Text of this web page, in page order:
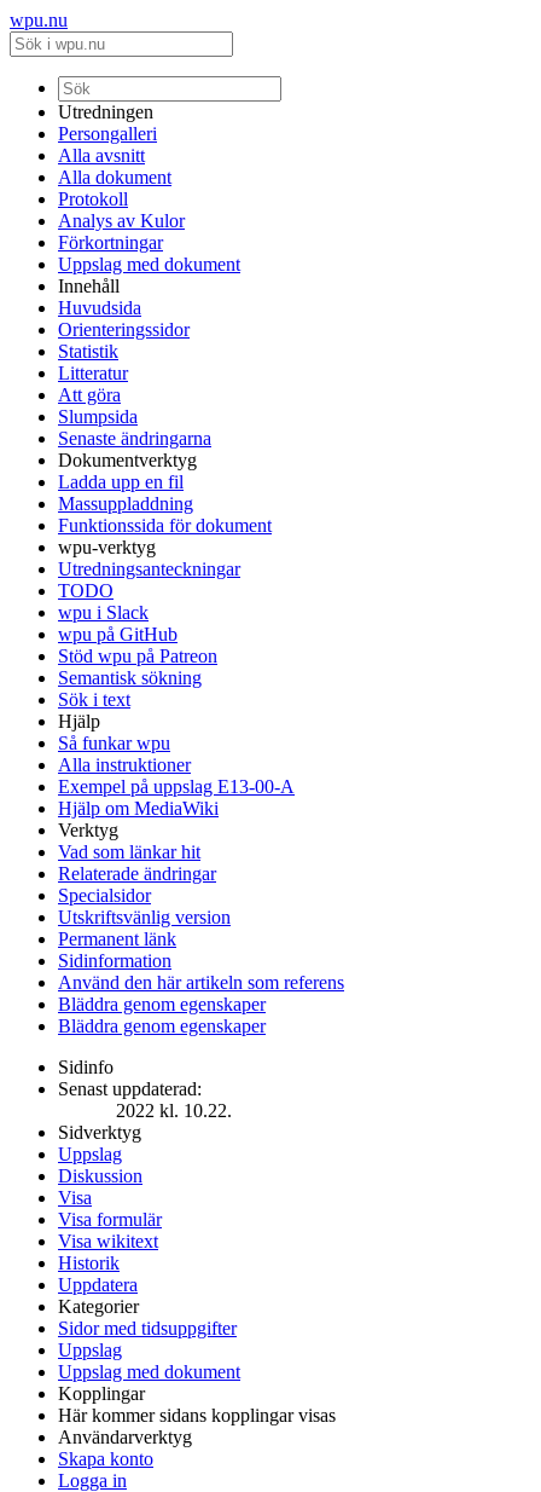
wpu.nu
Utredningen
Persongalleri
Alla avsnitt
Alla dokument
Protokoll
Analys av Kulor
Förkortningar
Uppslag med dokument
Innehåll
Huvudsida
Orienteringssidor
Statistik
Litteratur
Att göra
Slumpsida
Senaste ändringarna
Dokumentverktyg
Ladda upp en fil
Massuppladdning
Funktionssida för dokument
wpu-verktyg
Utredningsanteckningar
TODO
wpu i Slack
wpu på GitHub
Stöd wpu på Patreon
Semantisk sökning
Sök i text
Hjälp
Så funkar wpu
Alla instruktioner
Exempel på uppslag E13-00-A
Hjälp om MediaWiki
Verktyg
Vad som länkar hit
Relaterade ändringar
Specialsidor
Utskriftsvänlig version
Permanent länk
Sidinformation
Använd den här artikeln som referens
Bläddra genom egenskaper
Bläddra genom egenskaper
Sidinfo
Senast uppdaterad:
2022 kl. 10.22.
Sidverktyg
Uppslag
Diskussion
Visa
Visa formulär
Visa wikitext
Historik
Uppdatera
Kategorier
Sidor med tidsuppgifter
Uppslag
Uppslag med dokument
Kopplingar
Här kommer sidans kopplingar visas
Användarverktyg
Skapa konto
Logga in